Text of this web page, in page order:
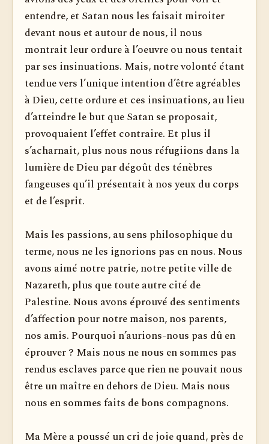
entendre, et Satan nous les faisait miroiter
devant nous et autour de nous, il nous
montrait leur ordure à l’oeuvre ou nous tentait
par ses insinuations. Mais, notre volonté étant
tendue vers l’unique intention d’être agréables
à Dieu, cette ordure et ces insinuations, au lieu
d’atteindre le but que Satan se proposait,
provoquaient l’effet contraire. Et plus il
s’acharnait, plus nous nous réfugiions dans la
lumière de Dieu par dégoût des ténèbres
fangeuses qu’il présentait à nos yeux du corps
et de l’esprit.
Mais les passions, au sens philosophique du
terme, nous ne les ignorions pas en nous. Nous
avons aimé notre patrie, notre petite ville de
Nazareth, plus que toute autre cité de
Palestine. Nous avons éprouvé des sentiments
d’affection pour notre maison, nos parents,
nos amis. Pourquoi n’aurions-nous pas dû en
éprouver ? Mais nous ne nous en sommes pas
rendus esclaves parce que rien ne pouvait nous
être un maître en dehors de Dieu. Mais nous
nous en sommes faits de bons compagnons.
Ma Mère a poussé un cri de joie quand, près de